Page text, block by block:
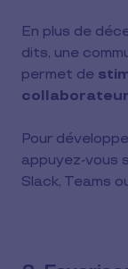
En plus de
dits, une
permet de
Pour
appuyez-vous
Slack, Teams